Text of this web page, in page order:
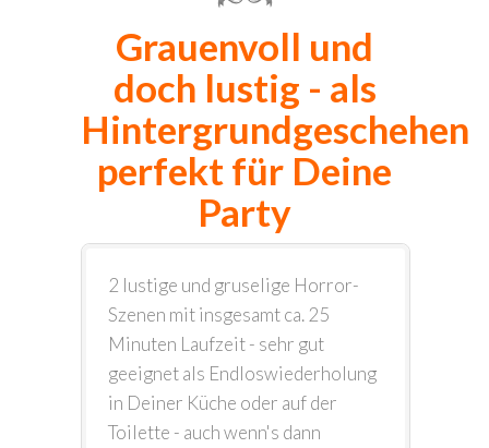
Grauenvoll und
doch lustig - als
Hintergrundgeschehen
perfekt für Deine
Party
2 lustige und gruselige Horror-
Szenen mit insgesamt ca. 25
Minuten Laufzeit - sehr gut
geeignet als Endloswiederholung
in Deiner Küche oder auf der
Toilette - auch wenn's dann